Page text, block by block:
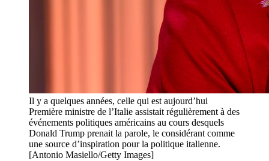
Il y a quelques années, celle qui est aujourd’hui
Première ministre de l’Italie assistait régulièrement à des
événements politiques américains au cours desquels
Donald Trump prenait la parole, le considérant comme
une source d’inspiration pour la politique italienne.
[Antonio Masiello/Getty Images]